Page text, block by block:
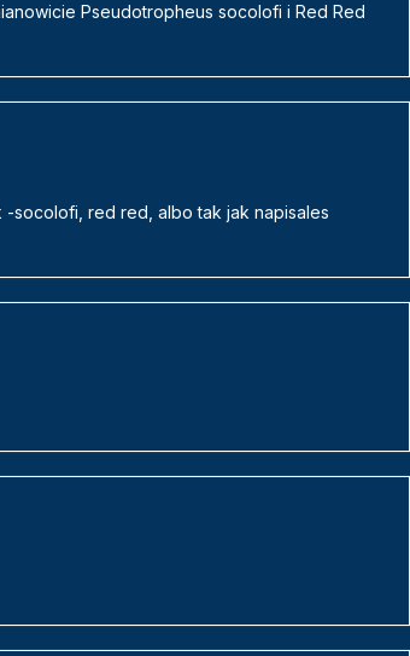
Pseudotropheus socolofi i Red Red
socolofi, red red, albo tak jak napisales